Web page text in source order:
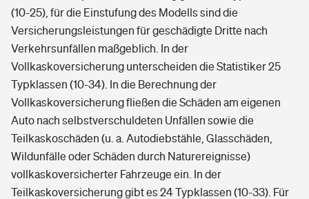
(10-25), für die Einstufung des Modells sind die
Versicherungsleistungen für geschädigte Dritte nach
Verkehrsunfällen maßgeblich. In der
Vollkaskoversicherung unterscheiden die Statistiker 25
Typklassen (10-34). In die Berechnung der
Vollkaskoversicherung fließen die Schäden am eigenen
Auto nach selbstverschuldeten Unfällen sowie die
Teilkaskoschäden (u. a. Autodiebstähle, Glasschäden,
Wildunfälle oder Schäden durch Naturereignisse)
vollkaskoversicherter Fahrzeuge ein. In der
Teilkaskoversicherung gibt es 24 Typklassen (10-33). Für